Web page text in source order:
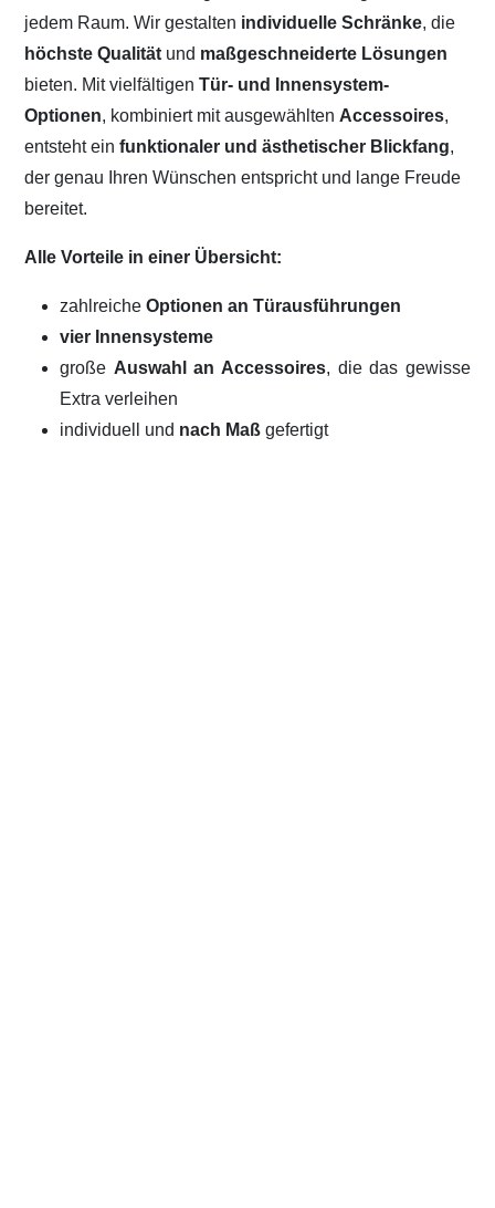
jedem Raum. Wir gestalten individuelle Schränke, die
höchste Qualität und maßgeschneiderte Lösungen
bieten. Mit vielfältigenTür- und Innensystem-
Optionen, kombiniert mit ausgewählten Accessoires,
entsteht einfunktionaler und ästhetischer Blickfang,
der genau Ihren Wünschen entspricht und lange Freude
bereitet.
Alle Vorteile in einer Übersicht:
zahlreicheOptionen an Türausführungen
vier Innensysteme
große Auswahl an Accessoires, die das gewisse
Extra verleihen
individuell und nach Maßgefertigt